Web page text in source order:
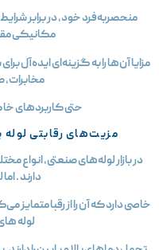
منحصربه‌فرد خود، در برابر
مکانیکی
مزایا آن‌ها را به گزینه‌ای ایده‌آل
مخابرات،
حتی کاربردهای
مزیت‌های رقابتی لوله
دارند . اما
دارد که آن را از رقبا متمایز
لوله‌ های